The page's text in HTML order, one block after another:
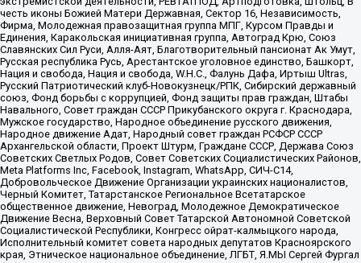
честь иконы Божией Матери Державная, Сектор 16, Независимость,
Фирма, Молодежная правозащитная группа МПГ, Курсом Правды и
Единения, Каракольская инициативная группа, Автоград Крю, Союз
Славянских Сил Руси, Алля-Аят, Благотворительный пансионат Ак Умут,
Русская республика Русь, Арестантское уголовное единство, Башкорт,
Нация и свобода, Нация и свобода, W.H.С., Фалунь Дафа, Иртыш Ultras,
Русский Патриотический клуб-Новокузнецк/РПК, Сибирский державный
союз, Фонд борьбы с коррупцией, Фонд защиты прав граждан, Штабы
Навального, Совет граждан СССР Прикубанского округа г. Краснодара,
Мужское государство, Народное объединение русского движения,
Народное движение Адат, Народный совет граждан РСФСР СССР
Архангельской области, Проект Штурм, Граждане СССР, Держава Союз
Советских Светлых Родов, Совет Советских Социалистических Районов,
Meta Platforms Inc, Facebook, Instagram, WhatsApp, СИЧ-С14,
Добровольческое Движение Организации украинских националистов,
Черный Комитет, Татарстанское Региональное Всетатарское
общественное движение, Невоград, Молодежное Демократическое
Движение Весна, Верховный Совет Татарской Автономной Советской
Социалистической Республики, Конгресс ойрат-калмыцкого народа,
Исполнительный комитет совета народных депутатов Красноярского
края, Этническое национальное объединение, ЛГБТ, Я.МЫ Сергей Фургал